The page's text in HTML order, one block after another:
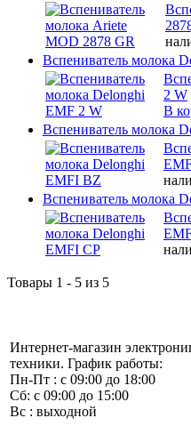
Вспениватель молока
2 W
В
Вспениватель молока
Вспениватель молока
Товары 1 - 5 из 5
Интернет-магазин
техники. График работы:
Пн-Пт : с 09:00 до 18:00
Сб: с 09:00 до 15:00
Вс : выходной